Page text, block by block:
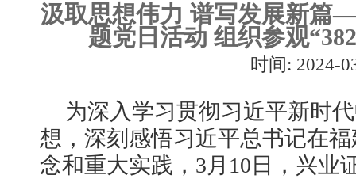
汲取思想伟力 谱写发展新篇
题党日活动 组织参观
时间: 2024-
为深入学习贯彻习近平新时
想，深刻感悟习近平总书记在
念和重大实践，3月10日，兴业